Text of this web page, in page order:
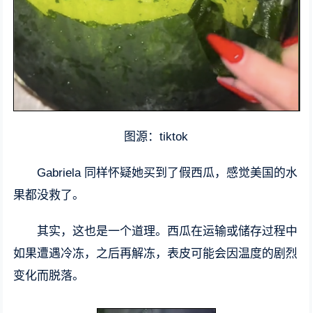
图源：tiktok
Gabriela 同样怀疑她买到了假西瓜，感觉美国的水
果都没救了。
其实，这也是一个道理。西瓜在运输或储存过程中
如果遭遇冷冻，之后再解冻，表皮可能会因温度的剧烈
变化而脱落。